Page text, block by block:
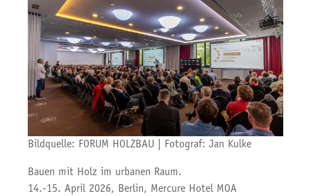
Bildquelle: FORUM HOLZBAU | Fotograf: Jan Kulke
Bauen mit Holz im urbanen Raum.
14.-15. April 2026, Berlin, Mercure Hotel MOA